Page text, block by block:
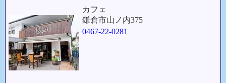
カフェ
鎌倉市山ノ内375
0467-22-0281